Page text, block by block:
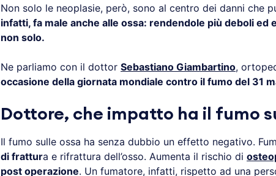
Non solo le neoplasie, però, sono al centro dei danni che
infatti, fa male anche alle ossa: rendendole più deboli ed
non solo.
Ne parliamo con il dottor Sebastiano Giambartino,
occasione della giornata mondiale contro il fumo del 31
Dottore, che impatto ha il fumo
Il fumo sulle ossa ha senza dubbio un effetto negativo.
di frattura e rifrattura dell’osso. Aumenta il rischio di
post operazione. Un fumatore, infatti, rispetto ad una